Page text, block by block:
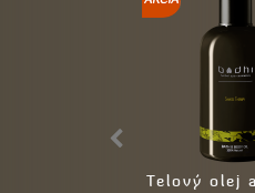
Telový olej